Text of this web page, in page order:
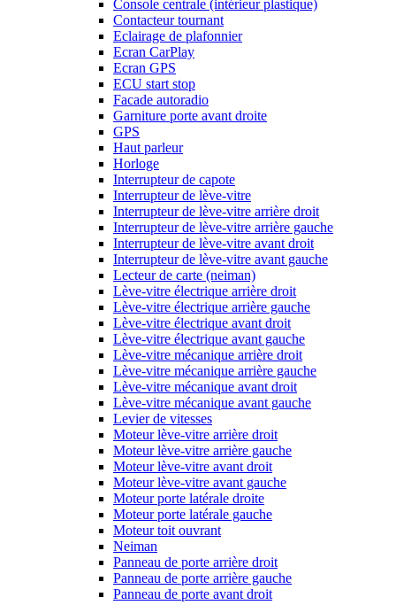
Console centrale (intérieur plastique)
Contacteur tournant
Eclairage de plafonnier
Ecran CarPlay
Ecran GPS
ECU start stop
Facade autoradio
Garniture porte avant droite
GPS
Haut parleur
Horloge
Interrupteur de capote
Interrupteur de lève-vitre
Interrupteur de lève-vitre arrière droit
Interrupteur de lève-vitre arrière gauche
Interrupteur de lève-vitre avant droit
Interrupteur de lève-vitre avant gauche
Lecteur de carte (neiman)
Lève-vitre électrique arrière droit
Lève-vitre électrique arrière gauche
Lève-vitre électrique avant droit
Lève-vitre électrique avant gauche
Lève-vitre mécanique arrière droit
Lève-vitre mécanique arrière gauche
Lève-vitre mécanique avant droit
Lève-vitre mécanique avant gauche
Levier de vitesses
Moteur lève-vitre arrière droit
Moteur lève-vitre arrière gauche
Moteur lève-vitre avant droit
Moteur lève-vitre avant gauche
Moteur porte latérale droite
Moteur porte latérale gauche
Moteur toit ouvrant
Neiman
Panneau de porte arrière droit
Panneau de porte arrière gauche
Panneau de porte avant droit